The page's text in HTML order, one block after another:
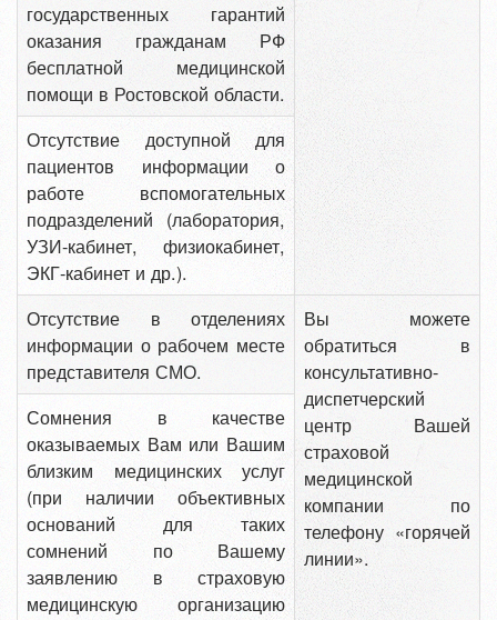
государственных гарантий
оказания гражданам РФ
бесплатной медицинской
помощи в Ростовской области.
Отсутствие доступной для
пациентов информации о
работе вспомогательных
подразделений (лаборатория,
УЗИ-кабинет, физиокабинет,
ЭКГ-кабинет и др.).
Отсутствие в отделениях
информации о рабочем месте
представителя СМО.
Вы можете
обратиться в
консультативно-
диспетчерский
центр Вашей
страховой
медицинской
компании по
телефону «горячей
линии».
Сомнения в качестве
оказываемых Вам или Вашим
близким медицинских услуг
(при наличии объективных
оснований для таких
сомнений по Вашему
заявлению в страховую
медицинскую организацию